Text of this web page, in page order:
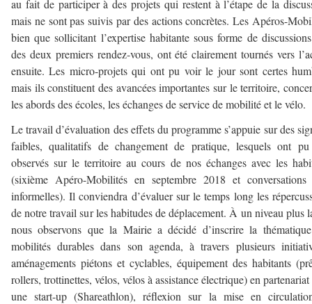
au fait de participer à des projets qui restent à l’étape de la
mais ne sont pas suivis par des actions concrètes. Les Apéros-
bien que sollicitant l’expertise habitante sous forme de
des deux premiers rendez-vous, ont été clairement tournés vers
ensuite. Les micro-projets qui ont pu voir le jour sont certes
mais ils constituent des avancées importantes sur le territoire,
les abords des écoles, les échanges de service de mobilité et le vélo.
Le travail d’évaluation des effets du programme s’appuie sur des
faibles, qualitatifs de changement de pratique, lesquels ont
observés sur le territoire au cours de nos échanges avec les
(sixième Apéro-Mobilités en septembre 2018 et conversations
informelles). Il conviendra d’évaluer sur le temps long les
de notre travail sur les habitudes de déplacement. À un niveau plus
nous observons que la Mairie a décidé d’inscrire la
mobilités durables dans son agenda, à travers plusieurs
aménagements piétons et cyclables, équipement des habitants
rollers, trottinettes, vélos, vélos à assistance électrique) en partenariat
une start-up (Shareathlon), réflexion sur la mise en